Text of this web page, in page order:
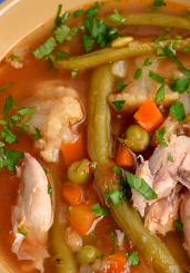
ADAUGĂ ÎN COȘ /